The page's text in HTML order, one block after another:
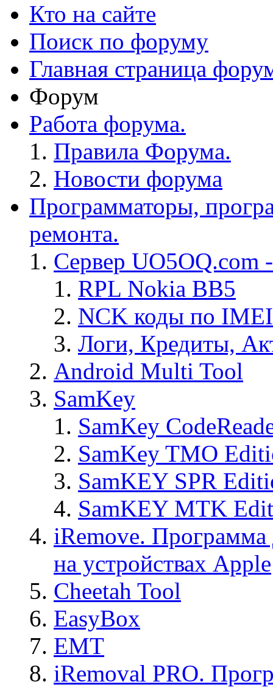
Кто на сайте
Поиск по форуму
Главная страница
Форум
Работа форума.
Правила Форума.
Новости форума
Программаторы,
ремонта.
Сервер
RPL Nokia BB5
NCK коды по IMEI
Логи, Кредиты,
Android Multi Tool
SamKey
SamKey
SamKey TMO
SamKEY SPR
SamKEY MTK
iRemove. Программа
на устройствах Apple
Cheetah Tool
EasyBox
EMT
iRemoval PRO.